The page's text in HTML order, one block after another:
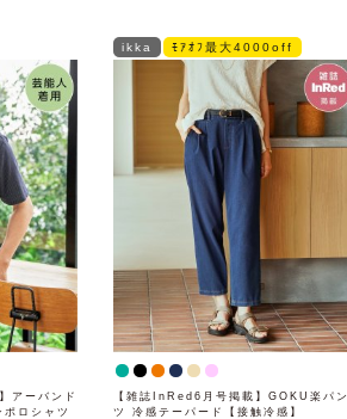
アーバンド
ロシャツ
ikka ﾓｱｵﾌ最大4000off
【雑誌InRed6月号掲載】GOKU楽パン
ツ 冷感テーパード【接触冷感】